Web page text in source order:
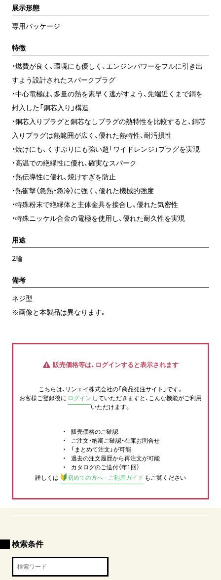
展示形態
専用パッケージ
特徴
・燃費が良く、環境にも優しく、エンジンパワーをフルに引き出
すよう設計されたスパークプラグ
・中心電極は、多量の熱を素早く逃がすよう、先端近くまで銅を
封入した「銅芯入り」構造
・銅芯入りプラグと銅芯なしプラグの熱特性を比較すると、銅芯
入りプラグは熱範囲が広く、優れた熱特性、耐汚損性
・焼けにも、くすぶりにも強い超「ワイドレンジ」プラグを実現
・高温での絶縁性に優れ、確実なスパーク
・熱伝導性に優れ、焼けすぎを防止
・熱衝撃（急熱・急冷）に強く、優れた機械的強度
・特殊粉末で絶縁体と主体金具を接合し、優れた気密性
・特殊ニッケル合金の電極を使用し、優れた耐久性を実現
用途
2輪
備考
ネジ型
※画像と本製品は異なります。
販売価格等は、ログインすると表示されます
こちらは、リンエイ株式会社の「商品発注サイト」です。
お客様ご登録後に ログイン していただきますと、こんな機能がご利用
いただけます。
販売価格のご確認
ご注文・納期ご確認・在庫お問合せ
「まとめて注文」が可能
過去の注文履歴から再注文が可能
カタログのご送付（年1回）
詳しくは
初めての方へ - ご利用ガイド もご覧ください
検索条件